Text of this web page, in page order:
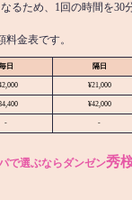
るため、1回の時間を30
金表です。
毎日 隔日
¥21,000
¥42,000
- -
選ぶならダンゼン秀